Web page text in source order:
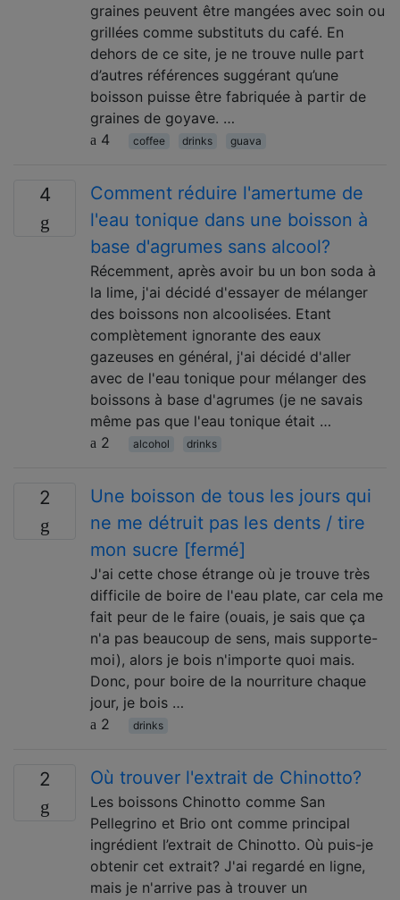
graines peuvent être mangées avec soin ou
grillées comme substituts du café. En
dehors de ce site, je ne trouve nulle part
d’autres références suggérant qu’une
boisson puisse être fabriquée à partir de
graines de goyave. …
4
coffee drinks guava
4
Comment réduire l'amertume de
l'eau tonique dans une boisson à
base d'agrumes sans alcool?
Récemment, après avoir bu un bon soda à
la lime, j'ai décidé d'essayer de mélanger
des boissons non alcoolisées. Etant
complètement ignorante des eaux
gazeuses en général, j'ai décidé d'aller
avec de l'eau tonique pour mélanger des
boissons à base d'agrumes (je ne savais
même pas que l'eau tonique était …
2
alcohol drinks
2
Une boisson de tous les jours qui
ne me détruit pas les dents / tire
mon sucre [fermé]
J'ai cette chose étrange où je trouve très
difficile de boire de l'eau plate, car cela me
fait peur de le faire (ouais, je sais que ça
n'a pas beaucoup de sens, mais supporte-
moi), alors je bois n'importe quoi mais.
Donc, pour boire de la nourriture chaque
jour, je bois …
2
drinks
2 Où trouver l'extrait de Chinotto?
Les boissons Chinotto comme San
Pellegrino et Brio ont comme principal
ingrédient l’extrait de Chinotto. Où puis-je
obtenir cet extrait? J'ai regardé en ligne,
mais je n'arrive pas à trouver un